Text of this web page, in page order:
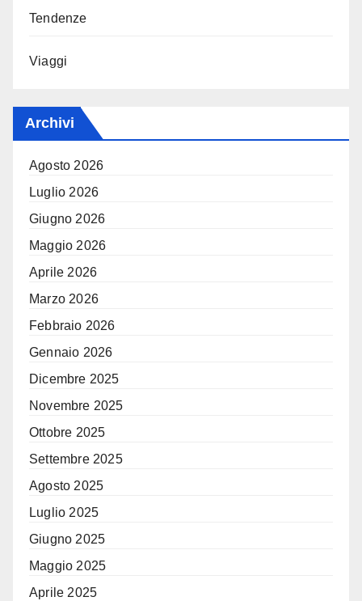
Tendenze
Viaggi
Archivi
Agosto 2026
Luglio 2026
Giugno 2026
Maggio 2026
Aprile 2026
Marzo 2026
Febbraio 2026
Gennaio 2026
Dicembre 2025
Novembre 2025
Ottobre 2025
Settembre 2025
Agosto 2025
Luglio 2025
Giugno 2025
Maggio 2025
Aprile 2025